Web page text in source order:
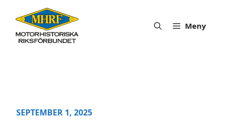
innehåll
Meny
SEPTEMBER 1, 2025